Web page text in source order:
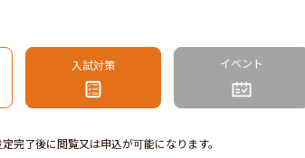
入試対策 イベント
完了後に閲覧又は申込が可能になります。